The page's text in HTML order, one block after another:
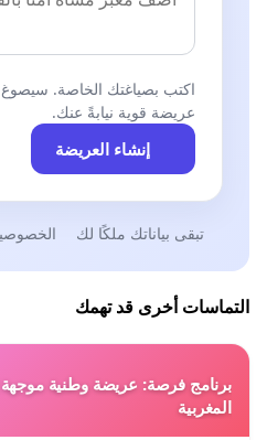
اكتب بصياغتك الخاصة. سيصوغ
عريضة قوية نيابةً عنك.
إنشاء العريضة
تبقى بياناتك ملكًا لك
التماسات أخرى قد تهمك
برنامج فرصة: عريضة وطنية
المغربية